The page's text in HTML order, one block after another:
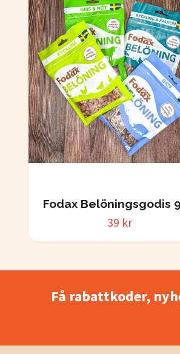
Fodax Belöningsgodis
39 kr
Få rabattkoder,